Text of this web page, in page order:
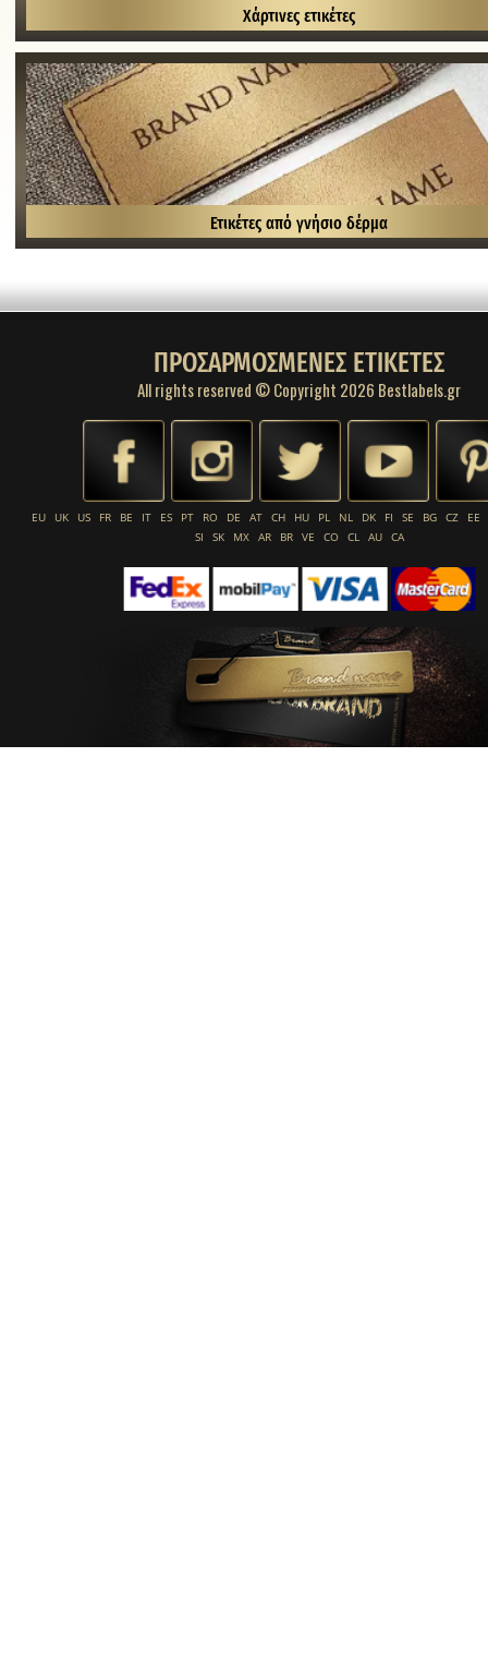
Χάρτινες ετικέτες
Ετικέτες από γνήσιο δέρμα
ΠΡΟΣΑΡΜΟΣΜΕΝΕΣ ΕΤΙΚΕΤΕΣ
All rights reserved © Copyright 2026 Bestlabels.gr
EU UK US FR BE IT ES PT RO DE AT CH HU PL NL DK FI SE BG CZ
EE
SI
SK MX AR BR VE CO CL AU CA